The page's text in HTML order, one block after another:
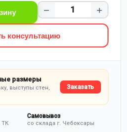
− +
консультацию
размеры
выступы стен,
Заказать
ТК
Самовывоз
со склада г. Чебоксары